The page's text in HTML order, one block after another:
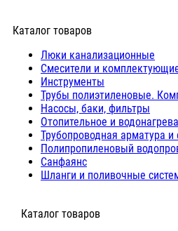
Каталог товаров
Люки канализационные
Cмесители и
Инструменты
Трубы полиэтиленовые.
Насосы, баки, фильтры
Отопительное и
Трубопроводная арматура и
Полипропиленовый
Санфаянс
Шланги и поливочные
⠀Каталог товаров